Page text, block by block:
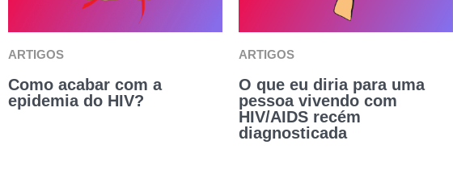
ARTIGOS
Como acabar com a
epidemia do HIV?
ARTIGOS
O que eu diria para uma
pessoa vivendo com
HIV/AIDS recém
diagnosticada